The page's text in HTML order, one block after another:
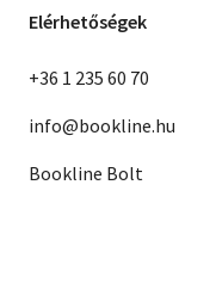
Elérhetőségek
+36 1 235 60 70
info@bookline.hu
Bookline Bolt